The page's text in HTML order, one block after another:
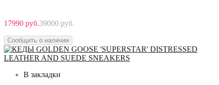
17990 руб.39000 руб.
Сообщить о наличии
В закладки